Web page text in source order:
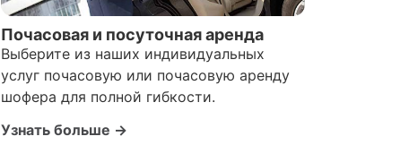
Почасовая и посуточная аренда
Выберите из наших индивидуальных
услуг почасовую или почасовую аренду
шофера для полной гибкости.
Узнать больше →